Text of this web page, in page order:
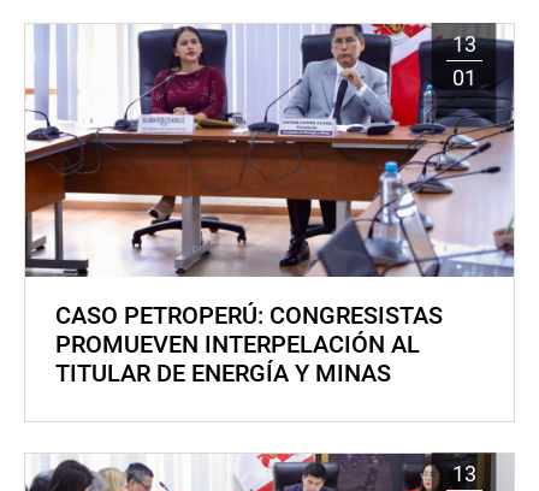
13
01
CASO PETROPERÚ: CONGRESISTAS
PROMUEVEN INTERPELACIÓN AL
TITULAR DE ENERGÍA Y MINAS
13